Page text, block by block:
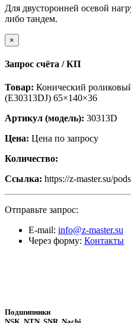
Для двусторонней осевой
либо тандем.
×
Запрос счёта / КП
Товар: Конический
(E30313DJ) 65×140×36
Артикул (модель): 30313D
Цена: Цена по запросу
Количество:
Ссылка: https://z-master.su/
Отправьте запрос:
E-mail: info@z-master.su
Через форму: Контакты
Подшипники